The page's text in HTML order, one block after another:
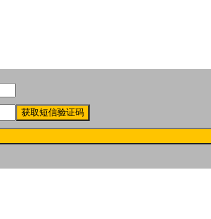
获取短信验证码